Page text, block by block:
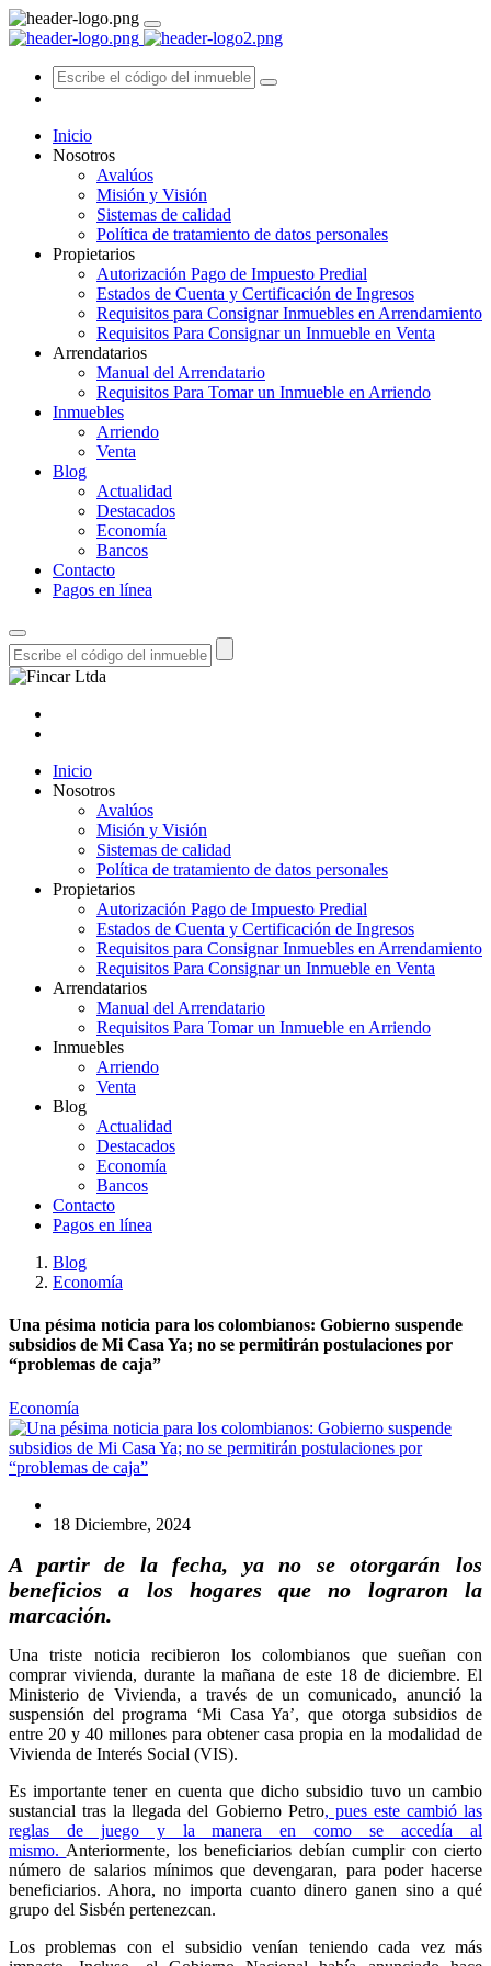
Inicio
Nosotros
Avalúos
Misión y Visión
Sistemas de calidad
Política de tratamiento de datos personales
Propietarios
Autorización Pago de Impuesto Predial
Estados de Cuenta y Certificación de Ingresos
Requisitos para Consignar Inmuebles en Arrendamiento
Requisitos Para Consignar un Inmueble en Venta
Arrendatarios
Manual del Arrendatario
Requisitos Para Tomar un Inmueble en Arriendo
Inmuebles
Arriendo
Venta
Blog
Actualidad
Destacados
Economía
Bancos
Contacto
Pagos en línea
Inicio
Nosotros
Avalúos
Misión y Visión
Sistemas de calidad
Política de tratamiento de datos personales
Propietarios
Autorización Pago de Impuesto Predial
Estados de Cuenta y Certificación de Ingresos
Requisitos para Consignar Inmuebles en Arrendamiento
Requisitos Para Consignar un Inmueble en Venta
Arrendatarios
Manual del Arrendatario
Requisitos Para Tomar un Inmueble en Arriendo
Inmuebles
Arriendo
Venta
Blog
Actualidad
Destacados
Economía
Bancos
Contacto
Pagos en línea
Blog
Economía
Una pésima noticia para los colombianos: Gobierno suspende
subsidios de Mi Casa Ya; no se permitirán postulaciones por
“problemas de caja”
Economía
18 Diciembre, 2024
A partir de la fecha, ya no se otorgarán los
beneficios a los hogares que no lograron la
marcación.
Una triste noticia recibieron los colombianos que sueñan con
comprar vivienda, durante la mañana de este 18 de diciembre. El
Ministerio de Vivienda, a través de un comunicado, anunció la
suspensión del programa ‘Mi Casa Ya’, que otorga subsidios de
entre 20 y 40 millones para obtener casa propia en la modalidad de
Vivienda de Interés Social (VIS).
Es importante tener en cuenta que dicho subsidio tuvo un cambio
sustancial tras la llegada del Gobierno Petro, pues este cambió las
reglas de juego y la manera en como se accedía al
mismo. Anteriormente, los beneficiarios debían cumplir con cierto
número de salarios mínimos que devengaran, para poder hacerse
beneficiarios. Ahora, no importa cuanto dinero ganen sino a qué
grupo del Sisbén pertenezcan.
Los problemas con el subsidio venían teniendo cada vez más